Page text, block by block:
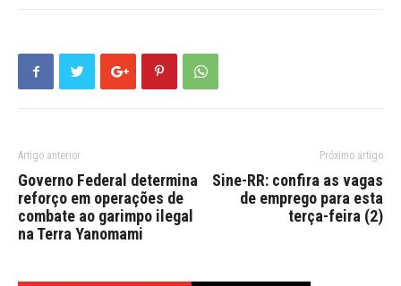
Artigo anterior
Governo Federal determina
reforço em operações de
combate ao garimpo ilegal
na Terra Yanomami
Próximo artigo
Sine-RR: confira as vagas
de emprego para esta
terça-feira (2)